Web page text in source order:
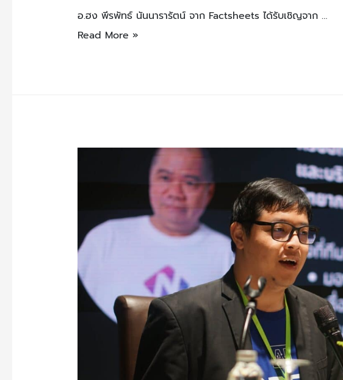
อ.ฮง พีรพัทธ์ นันนารารัตน์ จาก Factsheets ได้รับเชิญจาก …
Read More »